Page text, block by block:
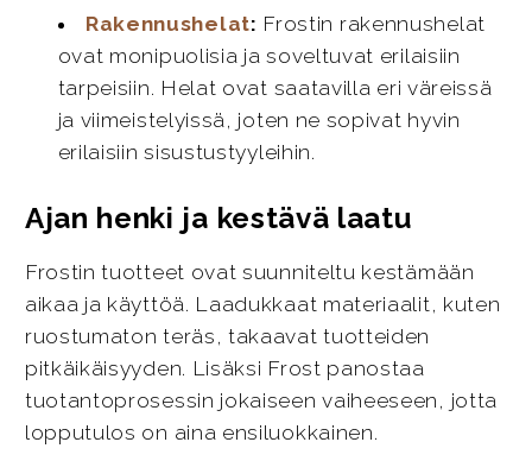
Rakennushelat: Frostin rakennushelat
ovat monipuolisia ja soveltuvat erilaisiin
tarpeisiin. Helat ovat saatavilla eri väreissä
ja viimeistelyissä, joten ne sopivat hyvin
erilaisiin sisustustyyleihin.
Ajan henki ja kestävä laatu
Frostin tuotteet ovat suunniteltu kestämään
aikaa ja käyttöä. Laadukkaat materiaalit, kuten
ruostumaton teräs, takaavat tuotteiden
pitkäikäisyyden. Lisäksi Frost panostaa
tuotantoprosessin jokaiseen vaiheeseen, jotta
lopputulos on aina ensiluokkainen.